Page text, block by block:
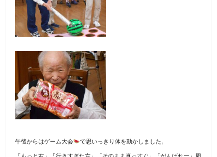
午後からはゲーム大会 で思いっきり体を動かしました。